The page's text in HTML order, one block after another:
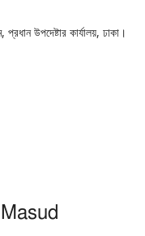
উপদেষ্টার কার্যালয়, ঢাকা।